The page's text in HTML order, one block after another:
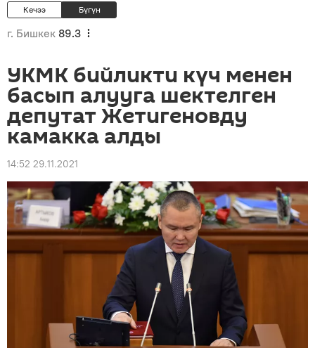
Кечээ Бүгүн
г. Бишкек 89.3
УКМК бийликти күч менен
басып алууга шектелген
депутат Жетигеновду
камакка алды
14:52 29.11.2021